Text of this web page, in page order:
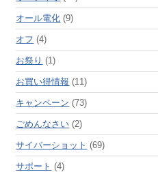
オール電化 (9)
オフ (4)
お祭り (1)
お買い得情報 (11)
キャンペーン (73)
ごめんなさい (2)
サイバーショット (69)
サポート (4)